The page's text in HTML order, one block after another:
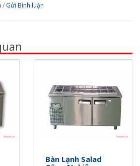
/ Gửi Bình luận
Bàn Lạnh Salad